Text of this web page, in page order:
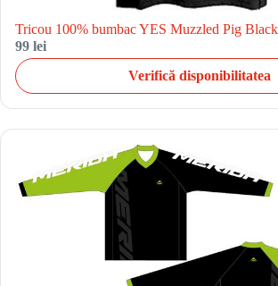
Tricou 100% bumbac YES Muzzled Pig
99 lei
Verifică disponibilitatea